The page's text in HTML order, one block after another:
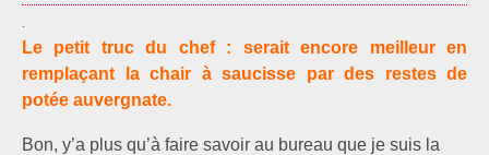
.
Le petit truc du chef : serait encore meilleur en
remplaçant la chair à saucisse par des restes de
potée auvergnate.
Bon, y’a plus qu’à faire savoir au bureau que je suis la